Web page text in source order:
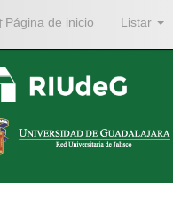
Página de inicio Listar